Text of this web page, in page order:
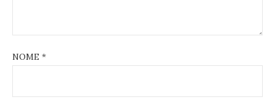
NOME *